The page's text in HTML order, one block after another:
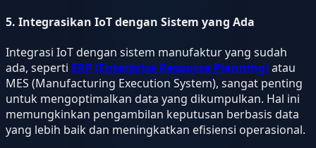
5. Integrasikan IoT dengan Sistem yang Ada
Integrasi IoT dengan sistem manufaktur yang sudah
ada, seperti ERP (Enterprise Resource Planning)atau
MES (Manufacturing Execution System), sangat penting
untuk mengoptimalkan data yang dikumpulkan. Hal ini
memungkinkan pengambilan keputusan berbasis data
yang lebih baik dan meningkatkan efisiensi operasional.